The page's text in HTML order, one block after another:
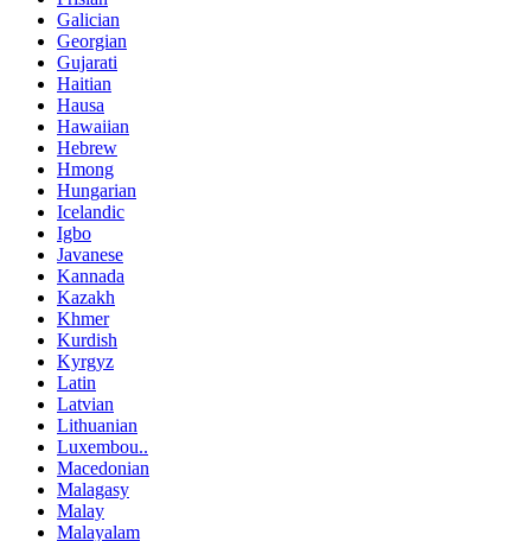
Galician
Georgian
Gujarati
Haitian
Hausa
Hawaiian
Hebrew
Hmong
Hungarian
Icelandic
Igbo
Javanese
Kannada
Kazakh
Khmer
Kurdish
Kyrgyz
Latin
Latvian
Lithuanian
Luxembou..
Macedonian
Malagasy
Malay
Malayalam